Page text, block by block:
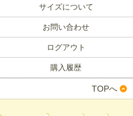
サイズについて
お問い合わせ
ログアウト
購入履歴
TOPへ